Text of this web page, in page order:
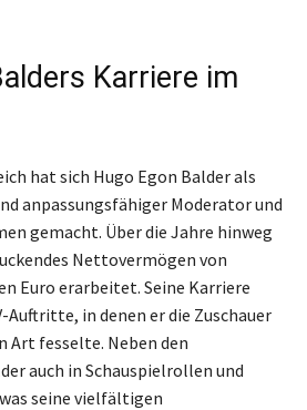
Karriere im
hat sich Hugo Egon Balder als
anpassungsfähiger Moderator und
gemacht. Über die Jahre hinweg
Nettovermögen von
Euro erarbeitet. Seine Karriere
in denen er die Zuschauer
Art fesselte. Neben den
auch in Schauspielrollen und
seine vielfältigen